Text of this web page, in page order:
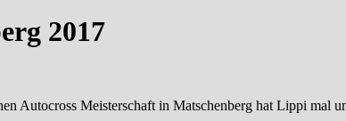
2017
Autocross Meisterschaft in Matschenberg hat Lippi mal